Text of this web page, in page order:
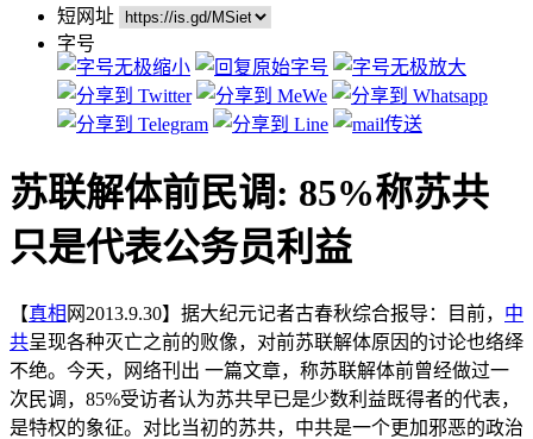
短网址
字号
苏联解体前民调: 85%称苏共
只是代表公务员利益
【真相 网2013.9.30】据大纪元记者古春秋综合报导：目前， 中
共呈现各种灭亡之前的败像，对前苏联解体原因的讨论也络绎
不绝。今天，网络刊出 一篇文章，称苏联解体前曾经做过一
次民调，85%受访者认为苏共早已是少数利益既得者的代表，
是特权的象征。对比当初的苏共，中共是一个更加邪恶的政治